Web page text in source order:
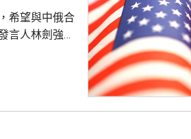
完全符...
希望與中俄合
言人林劍強
至於雙方是否